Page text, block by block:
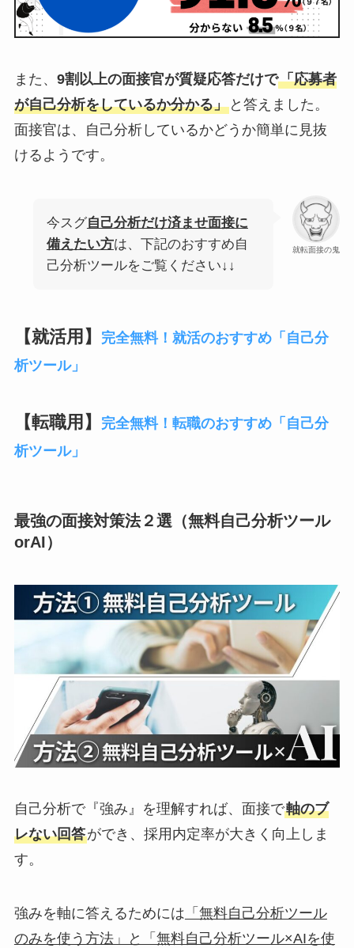
また、 9割以上の面接官が質疑応答だけで「応募者
が自己分析をしているか分かる」と答えました。
面接官は、自己分析しているかどうか簡単に見抜
けるようです。
就転面接の鬼
今スグ自己分析だけ済ませ面接に
備えたい方は、下記のおすすめ自
己分析ツールをご覧ください↓↓
【就活用】
完全無料！就活のおすすめ「自己分
析ツール」
【転職用】
完全無料！転職のおすすめ「自己分
析ツール」
最強の面接対策法２選（無料自己分析ツール
orAI）
自己分析で『強み』を理解すれば、面接で軸のブ
レない回答ができ、採用内定率が大きく向上しま
す。
強みを軸に答えるためには 「無料自己分析ツール
のみを使う方法」と「無料自己分析ツール×AIを使